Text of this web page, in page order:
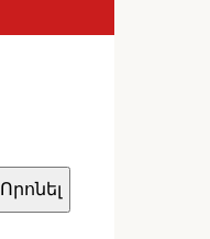
Որոնել